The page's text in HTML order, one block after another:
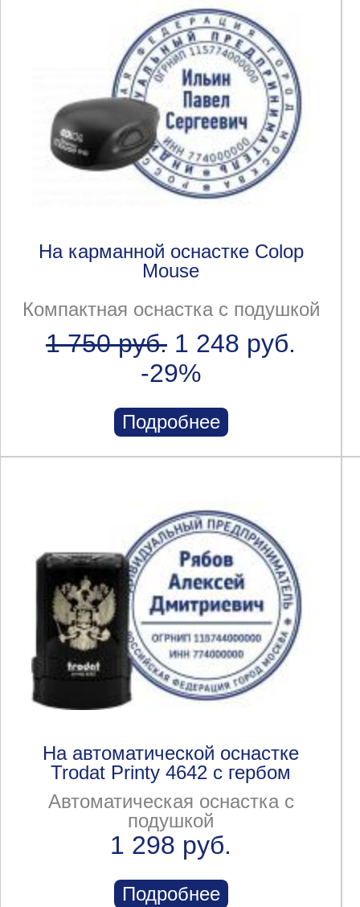
На карманной оснастке Colop
Mouse
Компактная оснастка с подушкой
1 750 руб. 1 248 руб.
-29%
Подробнее
На автоматической оснастке
Trodat Printy 4642 с гербом
Автоматическая оснастка с
подушкой
1 298 руб.
Подробнее